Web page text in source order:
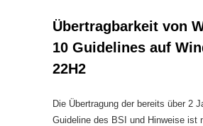
Übertragbarkeit von
10 Guidelines auf
22H2
Die Übertragung der bereits über 2
Guideline des BSI und Hinweise ist